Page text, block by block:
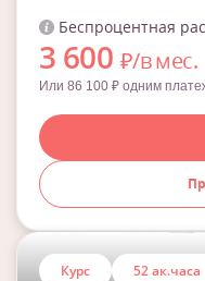
Беспроцентная
3 600 ₽/в мес.
Или 86 100 ₽ одним
Курс 52 ак.часа